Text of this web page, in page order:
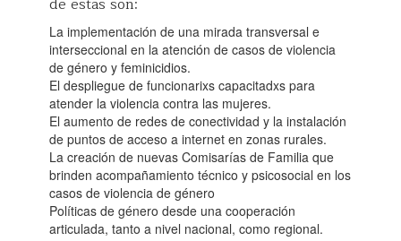
La implementación de una mirada transversal e
interseccional en la atención de casos de violencia
de género y feminicidios.
El despliegue de funcionarixs capacitadxs para
atender la violencia contra las mujeres.
El aumento de redes de conectividad y la instalación
de puntos de acceso a internet en zonas rurales.
La creación de nuevas Comisarías de Familia que
brinden acompañamiento técnico y psicosocial en los
casos de violencia de género
Políticas de género desde una cooperación
articulada, tanto a nivel nacional, como regional.